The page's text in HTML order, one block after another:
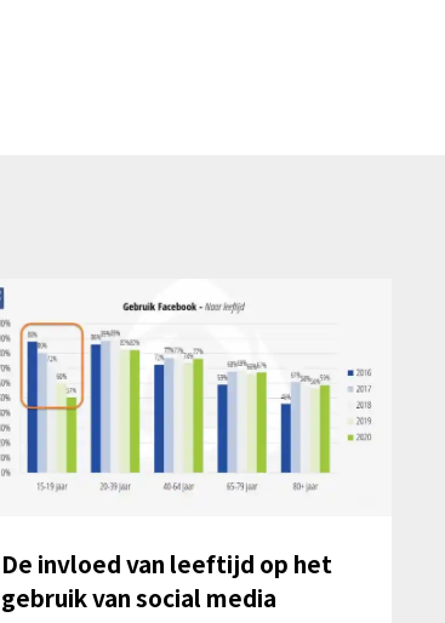
De invloed van leeftijd op het
gebruik van social media